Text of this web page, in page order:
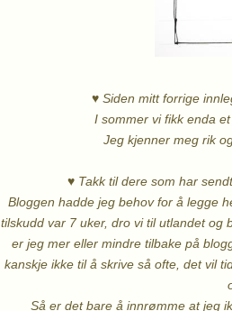
♥ Siden mitt forrige
I sommer vi fikk enda
Jeg kjenner meg rik
♥ Takk til dere som har
Bloggen hadde jeg behov for å legge
tilskudd var 7 uker, dro vi til utlandet og
er jeg mer eller mindre tilbake på
kanskje ikke til å skrive så ofte, det vil
Så er det bare å innrømme at jeg